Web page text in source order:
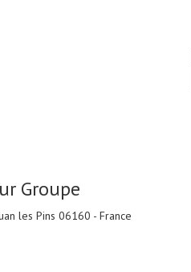
Groupe
les Pins 06160 - France